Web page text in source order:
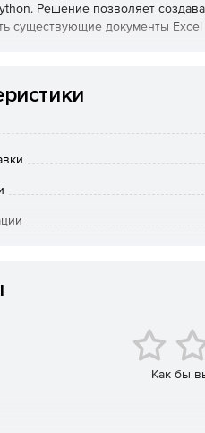
Решение позволяет
существующие документы
97-2003 (.xls), так и нового
Как бы